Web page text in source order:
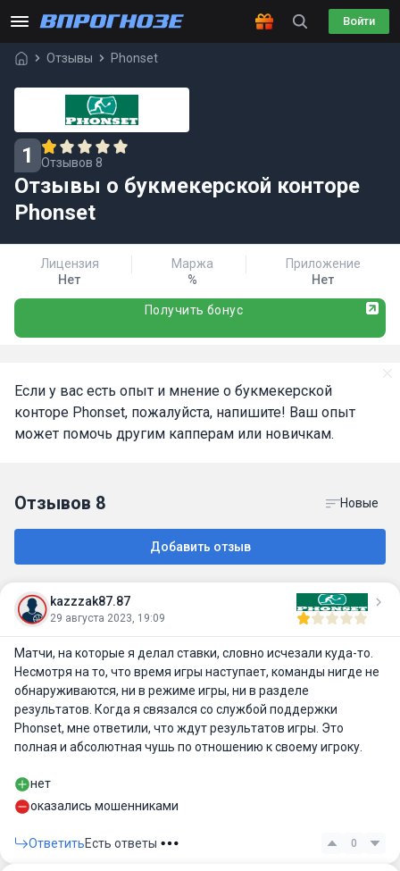
Войти
Отзывы Phonset
1 Отзывов 8
Отзывы о букмекерской конторе
Phonset
Получить бонус
Лицензия
Нет
Маржа
%
Приложение
Нет
Если у вас есть опыт и мнение о букмекерской
конторе Phonset, пожалуйста, напишите! Ваш опыт
может помочь другим капперам или новичкам.
Отзывов 8 Новые
Добавить отзыв
kazzzak87.87
29 августа 2023, 19:09
Матчи, на которые я делал ставки, словно исчезали куда-то.
Несмотря на то, что время игры наступает, команды нигде не
обнаруживаются, ни в режиме игры, ни в разделе
результатов. Когда я связался со службой поддержки
Phonset, мне ответили, что ждут результатов игры. Это
полная и абсолютная чушь по отношению к своему игроку.
нет
оказались мошенниками
ОтветитьЕсть ответы 0